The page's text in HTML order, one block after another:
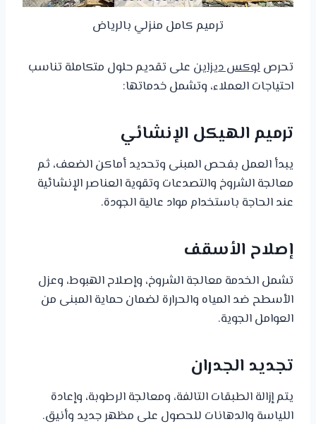
ترميم كامل منزلي بالرياض
تحرصلوكس ديزاين على تقديم حلول متكاملة تناسب
احتياجات العملاء، وتشمل خدماتها:
ترميم الهيكل الإنشائي
يبدأ العمل بفحص المبنى وتحديد أماكن الضعف، ثم
معالجة الشروخ والتصدعات وتقوية العناصر الإنشائية
عند الحاجة باستخدام مواد عالية الجودة.
إصلاح الأسقف
تشمل الخدمة معالجة الشروخ، وإصلاح الهبوط، وعزل
الأسطح ضد المياه والحرارة لضمان حماية المبنى من
العوامل الجوية.
تجديد الجدران
يتم إزالة الطبقات التالفة، ومعالجة الرطوبة، وإعادة
اللياسة والدهانات للحصول على مظهر جديد وأنيق.